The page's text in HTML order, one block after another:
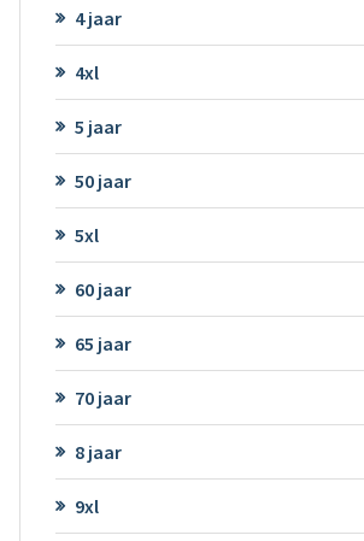
4 jaar
4xl
5 jaar
50 jaar
5xl
60 jaar
65 jaar
70 jaar
8 jaar
9xl